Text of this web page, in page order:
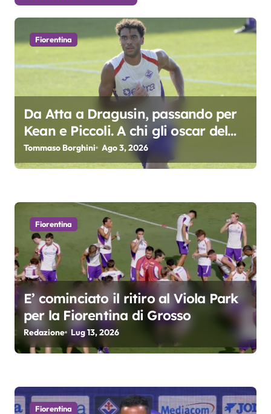
o
n
e
a
i
l
i
Fiorentina
Da Atta a Dragusin, passando per
Kean e Piccoli. A chi gli oscar del
precampionato?
Tommaso Borghini Ago 3, 2026
Fiorentina
E’ cominciato il ritiro al Viola Park
per la Fiorentina di Grosso
Redazione Lug 13, 2026
Fiorentina